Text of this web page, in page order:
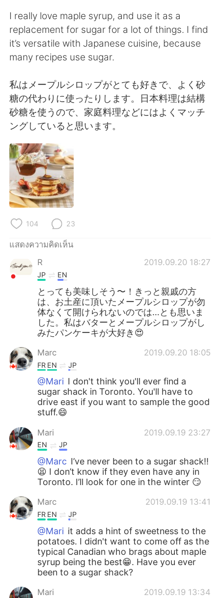
I really love maple syrup, and use it as a
replacement for sugar for a lot of things. I find
it’s versatile with Japanese cuisine, because
many recipes use sugar.
私はメープルシロップがとても好きで、よく砂
糖の代わりに使ったりします。日本料理は結構
砂糖を使うので、家庭料理などにはよくマッチ
ングしていると思います。
104 23
แสดงความคิดเห็น
R
2019.09.20 18:27
JP EN
とっても美味しそう〜！きっと親戚の方
は、お土産に頂いたメープルシロップが勿
体なくて開けられないのでは…とも思いま
した。私はバターとメープルシロップがし
みたパンケーキが大好き😍
Marc 2019.09.20 18:05
FR EN JP
@Mari I don't think you'll ever find a
sugar shack in Toronto. You'll have to
drive east if you want to sample the good
stuff.😄
Mari 2019.09.19 23:27
EN JP
@Marc I’ve never been to a sugar shack!!
😫 I don’t know if they even have any in
Toronto. I’ll look for one in the winter 😏
Marc 2019.09.19 13:41
FR EN JP
@Mari it adds a hint of sweetness to the
potatoes. I didn't want to come off as the
typical Canadian who brags about maple
syrup being the best😁. Have you ever
been to a sugar shack?
Mari 2019.09.19 13:34